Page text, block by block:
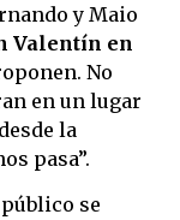
y Maio
Valentín en
No
en un lugar
la
pasa”.
se